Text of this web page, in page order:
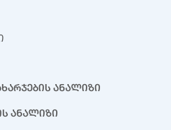
ანალიზი
ანალიზი